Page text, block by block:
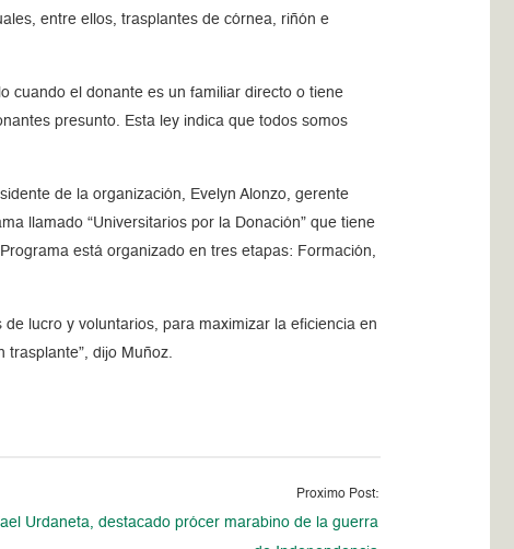
entre ellos, trasplantes de córnea, riñón e
cuando el donante es un familiar directo o tiene
presunto. Esta ley indica que todos somos
de la organización, Evelyn Alonzo, gerente
llamado “Universitarios por la Donación” que tiene
está organizado en tres etapas: Formación,
lucro y voluntarios, para maximizar la eficiencia en
dijo Muñoz.
Proximo Post:
Urdaneta, destacado prócer marabino de la guerra